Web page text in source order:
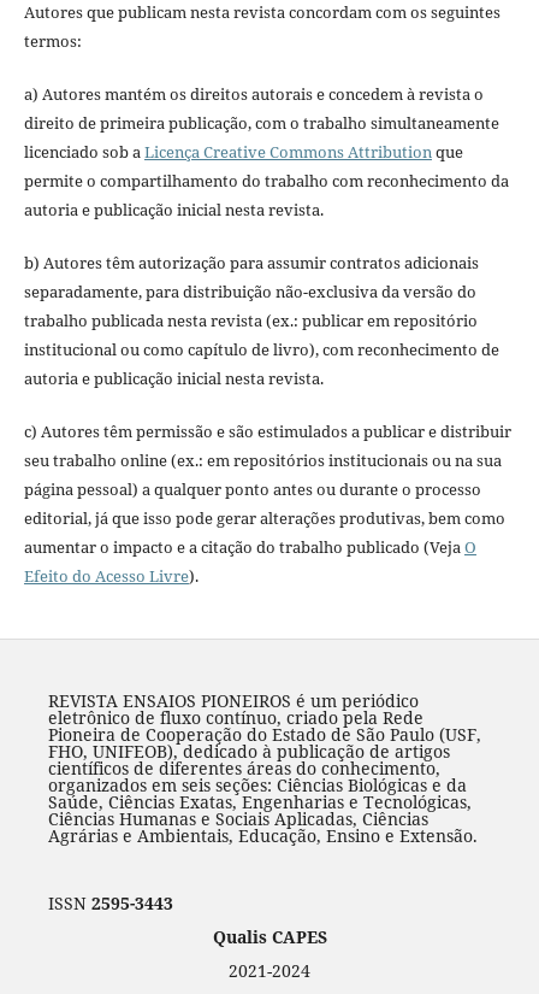
Autores que publicam nesta revista concordam com os seguintes
termos:
a) Autores mantém os direitos autorais e concedem à revista o
direito de primeira publicação, com o trabalho simultaneamente
licenciado sob aLicença Creative Commons Attributionque
permite o compartilhamento do trabalho com reconhecimento da
autoria e publicação inicial nesta revista.
b) Autores têm autorização para assumir contratos adicionais
separadamente, para distribuição não-exclusiva da versão do
trabalho publicada nesta revista (ex.: publicar em repositório
institucional ou como capítulo de livro), com reconhecimento de
autoria e publicação inicial nesta revista.
c) Autores têm permissão e são estimulados a publicar e distribuir
seu trabalho online (ex.: em repositórios institucionais ou na sua
página pessoal) a qualquer ponto antes ou durante o processo
editorial, já que isso pode gerar alterações produtivas, bem como
aumentar o impacto e a citação do trabalho publicado (VejaO
Efeito do Acesso Livre).
REVISTA ENSAIOS PIONEIROS é um periódico
eletrônico de fluxo contínuo, criado pela Rede
Pioneira de Cooperação do Estado de São Paulo (USF,
FHO, UNIFEOB), dedicado à publicação de artigos
científicos de diferentes áreas do conhecimento,
organizados em seis seções: Ciências Biológicas e da
Saúde, Ciências Exatas, Engenharias e Tecnológicas,
Ciências Humanas e Sociais Aplicadas, Ciências
Agrárias e Ambientais, Educação, Ensino e Extensão.
ISSN 2595-3443
Qualis CAPES
2021-2024